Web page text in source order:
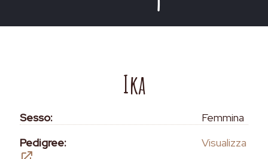
Ika
Sesso:
Femmina
Pedigree:
Visualizza